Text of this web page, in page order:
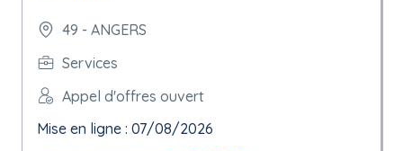
49 - ANGERS
Services
Appel d'offres ouvert
Mise en ligne : 07/08/2026